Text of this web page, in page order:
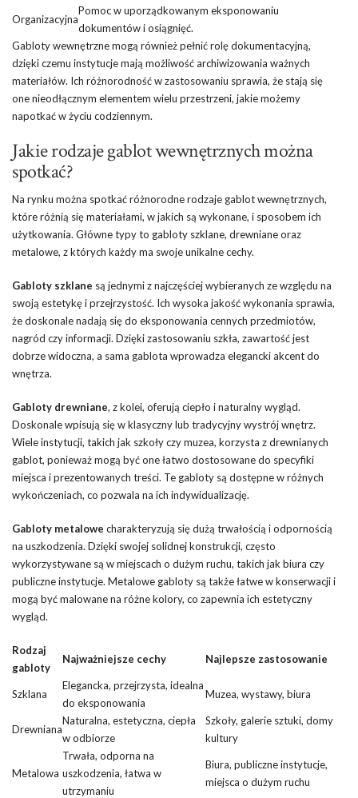
Organizacyjna
Pomoc w uporządkowanym eksponowaniu
dokumentów i osiągnięć.
Gabloty wewnętrzne mogą również pełnić rolę dokumentacyjną,
dzięki czemu instytucje mają możliwość archiwizowania ważnych
materiałów. Ich różnorodność w zastosowaniu sprawia, że stają się
one nieodłącznym elementem wielu przestrzeni, jakie możemy
napotkać w życiu codziennym.
Jakie rodzaje gablot wewnętrznych można
spotkać?
Na rynku można spotkać różnorodne rodzaje gablot wewnętrznych,
które różnią się materiałami, w jakich są wykonane, i sposobem ich
użytkowania. Główne typy to gabloty szklane, drewniane oraz
metalowe, z których każdy ma swoje unikalne cechy.
Gabloty szklane są jednymi z najczęściej wybieranych ze względu na
swoją estetykę i przejrzystość. Ich wysoka jakość wykonania sprawia,
że doskonale nadają się do eksponowania cennych przedmiotów,
nagród czy informacji. Dzięki zastosowaniu szkła, zawartość jest
dobrze widoczna, a sama gablota wprowadza elegancki akcent do
wnętrza.
Gabloty drewniane, z kolei, oferują ciepło i naturalny wygląd.
Doskonale wpisują się w klasyczny lub tradycyjny wystrój wnętrz.
Wiele instytucji, takich jak szkoły czy muzea, korzysta z drewnianych
gablot, ponieważ mogą być one łatwo dostosowane do specyfiki
miejsca i prezentowanych treści. Te gabloty są dostępne w różnych
wykończeniach, co pozwala na ich indywidualizację.
Gabloty metalowe charakteryzują się dużą trwałością i odpornością
na uszkodzenia. Dzięki swojej solidnej konstrukcji, często
wykorzystywane są w miejscach o dużym ruchu, takich jak biura czy
publiczne instytucje. Metalowe gabloty są także łatwe w konserwacji i
mogą być malowane na różne kolory, co zapewnia ich estetyczny
wygląd.
Rodzaj
gabloty
Najważniejsze cechy Najlepsze zastosowanie
Szklana
Elegancka, przejrzysta, idealna
do eksponowania
Muzea, wystawy, biura
Drewniana
Naturalna, estetyczna, ciepła
w odbiorze
Szkoły, galerie sztuki, domy
kultury
Metalowa
Trwała, odporna na
uszkodzenia, łatwa w
utrzymaniu
Biura, publiczne instytucje,
miejsca o dużym ruchu